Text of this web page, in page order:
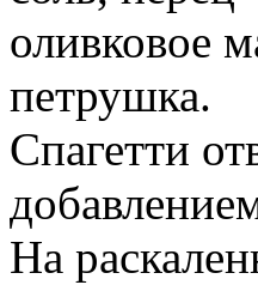
оливковое
петрушка.
Спагетти
На